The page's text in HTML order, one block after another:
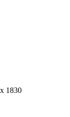
1830